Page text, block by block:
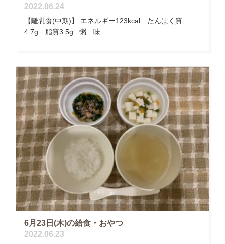
2022.06.24
【離乳食(中期)】 エネルギー123kcal たんぱく質
4.7g 脂質3.5g 粥 味...
6月23日(木)の給食・おやつ
2022.06.23